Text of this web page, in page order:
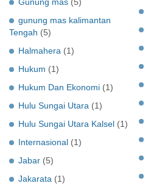
gunung mas kalimantan
Tengah (5)
Halmahera (1)
Hukum (1)
Hukum Dan Ekonomi (1)
Hulu Sungai Utara (1)
Hulu Sungai Utara Kalsel (1)
Internasional (1)
Jabar (5)
Jakarata (1)